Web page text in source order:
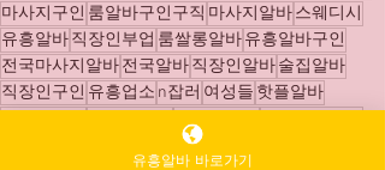
마사지구인 룸알바구인구직 마사지알바스웨디시
유흥알바직장인부업 룸쌀롱알바유흥알바구인
전국마사지알바전국알바직장인알바술집알바
직장인구인 유흥업소 n잡러 여성들 핫플알바
테라피스트
유흥알바 바로가기